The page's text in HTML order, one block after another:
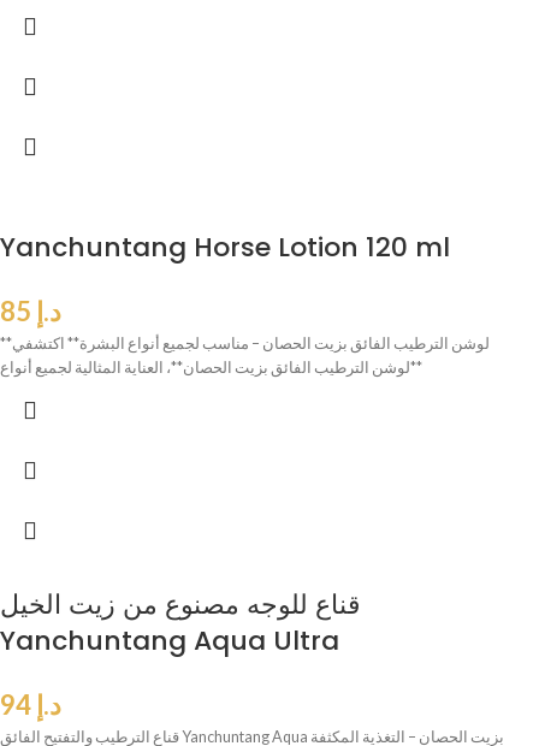
Yanchuntang Horse Lotion 120 ml
د.إ
**لوشن الترطيب الفائق بزيت الحصان – مناسب لجميع أنواع البشرة** اكتشفي
**لوشن الترطيب الفائق بزيت الحصان**، العناية المثالية لجميع أنواع
قناع للوجه مصنوع من زيت الخيل
Yanchuntang Aqua Ultra
د.إ
قناع الترطيب والتفتيح الفائق Yanchuntang Aqua بزيت الحصان – التغذية المكثفة